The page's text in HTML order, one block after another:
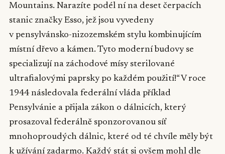
Mountains. Narazíte podél ní na deset čerpacích
stanic značky Esso, jež jsou vyvedeny
v pensylvánsko-nizozemském stylu kombinujícím
místní dřevo a kámen. Tyto moderní budovy se
specializují na záchodové mísy sterilované
ultrafialovými paprsky po každém použití!“ V roce
1944 následovala federální vláda příklad
Pensylvánie a přijala zákon o dálnicích, který
prosazoval federálně sponzorovanou síť
mnohoproudých dálnic, které od té chvíle měly být
k užívání zadarmo. Každý stát si ovšem mohl dle